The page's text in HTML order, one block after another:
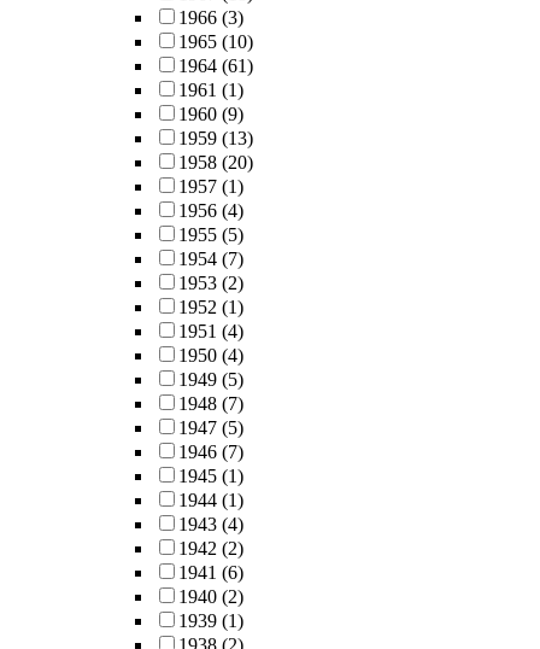
1966 (3)
1965 (10)
1964 (61)
1961 (1)
1960 (9)
1959 (13)
1958 (20)
1957 (1)
1956 (4)
1955 (5)
1954 (7)
1953 (2)
1952 (1)
1951 (4)
1950 (4)
1949 (5)
1948 (7)
1947 (5)
1946 (7)
1945 (1)
1944 (1)
1943 (4)
1942 (2)
1941 (6)
1940 (2)
1939 (1)
1938 (2)